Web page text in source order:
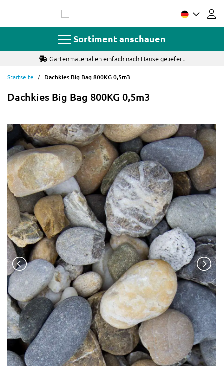
springen
Sortiment anschauen
Gartenmaterialien einfach nach Hause geliefert
Startseite Dachkies Big Bag 800KG 0,5m3
Dachkies Big Bag 800KG 0,5m3